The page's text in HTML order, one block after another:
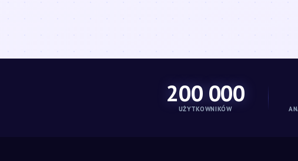
200 000
UŻYTKOWNIKÓW